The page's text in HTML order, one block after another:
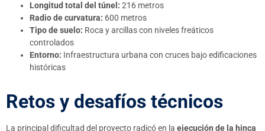
Longitud total del túnel: 216 metros
Radio de curvatura: 600 metros
Tipo de suelo: Roca y arcillas con niveles freáticos
controlados
Entorno: Infraestructura urbana con cruces bajo edificaciones
históricas
Retos y desafíos técnicos
La principal dificultad del proyecto radicó en la ejecución de la hinca